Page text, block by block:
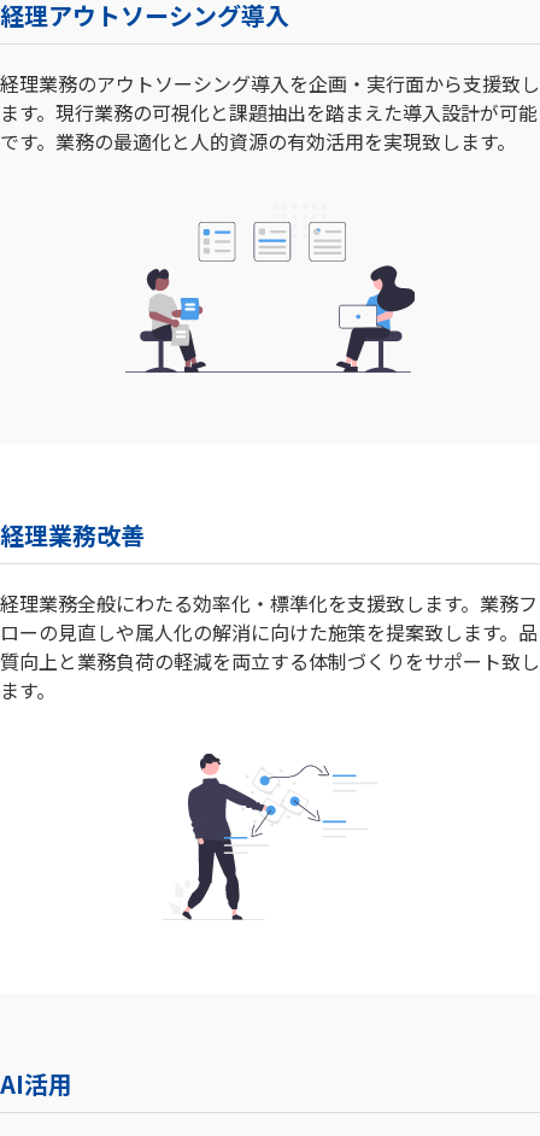
経理アウトソーシング導入
経理業務のアウトソーシング導入を企画・実行面から支援致し
ます。現行業務の可視化と課題抽出を踏まえた導入設計が可能
です。業務の最適化と人的資源の有効活用を実現致します。
経理業務改善
経理業務全般にわたる効率化・標準化を支援致します。業務フ
ローの見直しや属人化の解消に向けた施策を提案致します。品
質向上と業務負荷の軽減を両立する体制づくりをサポート致し
ます。
AI活用